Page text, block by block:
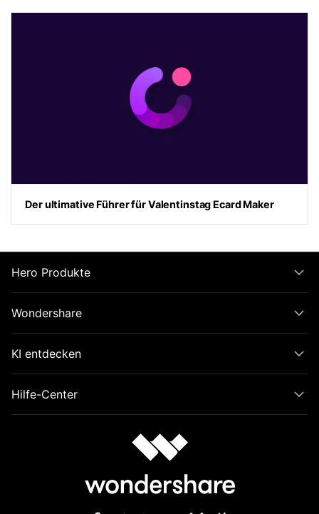
Der ultimative Führer für Valentinstag Ecard Maker
Hero Produkte
Wondershare
KI entdecken
Hilfe-Center